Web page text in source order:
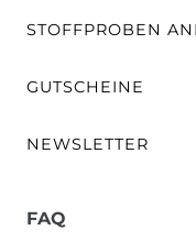
STOFFPROBEN
GUTSCHEINE
NEWSLETTER
FAQ